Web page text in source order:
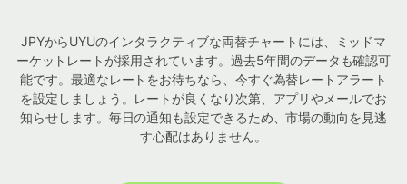
JPYからUYUのインタラクティブな両替チャートには、ミッドマ
ーケットレートが採用されています。過去5年間のデータも確認可
能です。最適なレートをお待ちなら、今すぐ為替レートアラート
を設定しましょう。レートが良くなり次第、アプリやメールでお
知らせします。毎日の通知も設定できるため、市場の動向を見逃
す心配はありません。